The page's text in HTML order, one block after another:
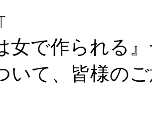
女で作られる
いて、皆様の